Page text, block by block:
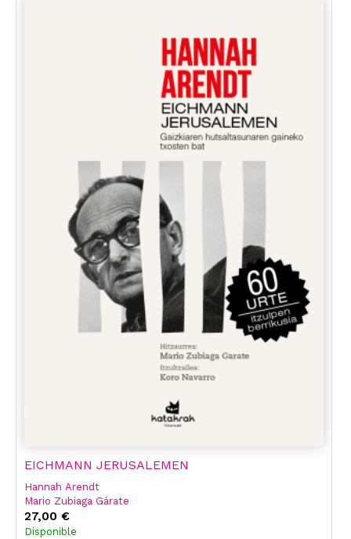
EICHMANN JERUSALEMEN
Hannah Arendt
Mario Zubiaga Gárate
Koro Navarro
27,00 €
Disponible